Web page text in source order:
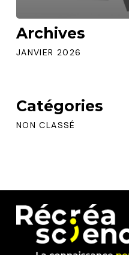
Archives
JANVIER 2026
Catégories
NON CLASSÉ